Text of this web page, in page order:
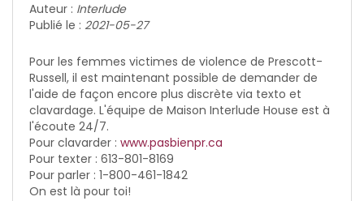
Auteur : Interlude
Publié le : 2021-05-27
Pour les femmes victimes de violence de Prescott-
Russell, il est maintenant possible de demander de
l'aide de façon encore plus discrète via texto et
clavardage. L'équipe de Maison Interlude House est à
l'écoute 24/7.
Pour clavarder : www.pasbienpr.ca
Pour texter : 613-801-8169
Pour parler : 1-800-461-1842
On est là pour toi!